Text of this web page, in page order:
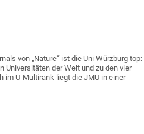
von „Nature“ ist die Uni Würzburg top:
Universitäten der Welt und zu den vier
im U-Multirank liegt die JMU in einer